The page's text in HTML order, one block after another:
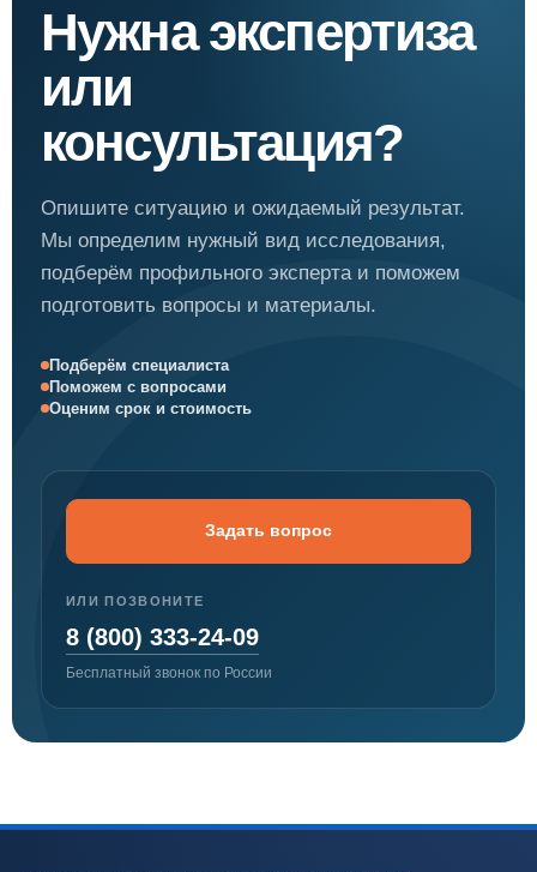
Нужна экспертиза
или
консультация?
Опишите ситуацию и ожидаемый результат.
Мы определим нужный вид исследования,
подберём профильного эксперта и поможем
подготовить вопросы и материалы.
Подберём специалиста
Поможем с вопросами
Оценим срок и стоимость
Задать вопрос
ИЛИ ПОЗВОНИТЕ
8 (800) 333-24-09
Бесплатный звонок по России